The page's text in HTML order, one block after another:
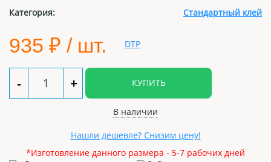
Категория:
Стандартный клей
935 ₽ / шт.
- + КУПИТЬ
В наличии
Нашли дешевле? Снизим цену!
*Изготовление данного размера - 5-7 рабочих дней